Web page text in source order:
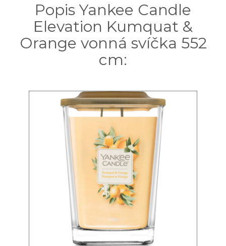
Popis Yankee Candle
Elevation Kumquat &
Orange vonná svíčka 552
cm: